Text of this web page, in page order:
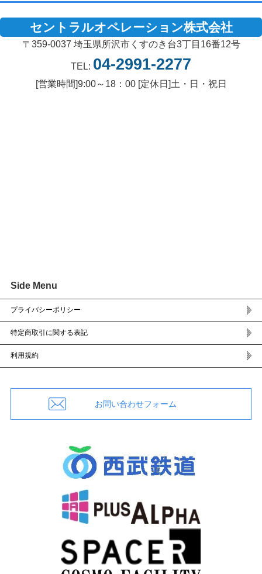
セントラルオペレーション株式会社
〒359-0037 埼玉県所沢市くすのき台3丁目16番12号
TEL: 04-2991-2277
[営業時間]9:00～18：00 [定休日]土・日・祝日
Side Menu
プライバシーポリシー
特定商取引に関する表記
利用規約
お問い合わせフォーム